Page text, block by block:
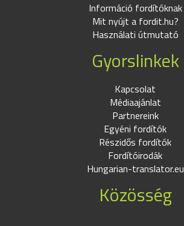
Információ fordítóknak
Mit nyújt a fordit.hu?
Használati útmutató
Gyorslinkek
Kapcsolat
Médiaajánlat
Partnereink
Egyéni fordítók
Részidős fordítók
Fordítóirodák
Hungarian-translator.eu
Közösség